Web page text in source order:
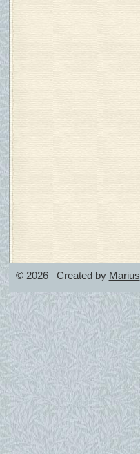
© 2026 Created by Marius